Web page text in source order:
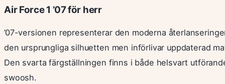
Air Force 1 ’07 för herr
’07-versionen representerar den moderna
den ursprungliga silhuetten men införlivar uppdaterad
Den svarta färgställningen finns i både helsvart
swoosh.